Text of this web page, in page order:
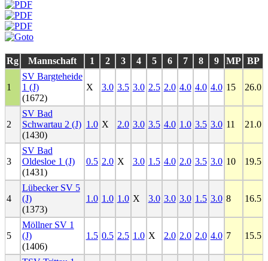
Rg Mannschaft 1 2 3 4 5 6 7 8 9 MP BP
1
SV Bargteheide
1 (J)
(1672)
X 3.0 3.5 3.0 2.5 2.0 4.0 4.0 4.0 15 26.0
2
SV Bad
Schwartau 2 (J)
(1430)
1.0 X 2.0 3.0 3.5 4.0 1.0 3.5 3.0 11 21.0
3
SV Bad
Oldesloe 1 (J)
(1431)
0.5 2.0 X 3.0 1.5 4.0 2.0 3.5 3.0 10 19.5
4
Lübecker SV 5
(J)
(1373)
1.0 1.0 1.0 X 3.0 3.0 3.0 1.5 3.0 8 16.5
5
Möllner SV 1
(J)
(1406)
1.5 0.5 2.5 1.0 X 2.0 2.0 2.0 4.0 7 15.5